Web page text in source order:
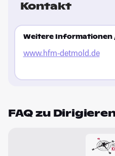
Kontakt
Weitere Informationen
www.hfm-detmold.de
FAQ zu